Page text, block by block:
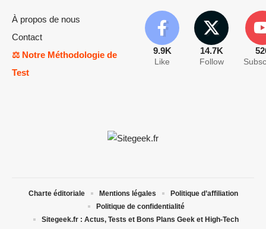
À propos de nous
Contact
⚖️ Notre Méthodologie de
Test
9.9K
Like
14.7K
Follow
Charte éditoriale Mentions légales
Politique d’affiliation
Politique de confidentialité
Sitegeek.fr : Actus, Tests et Bons Plans Geek et High-Tech